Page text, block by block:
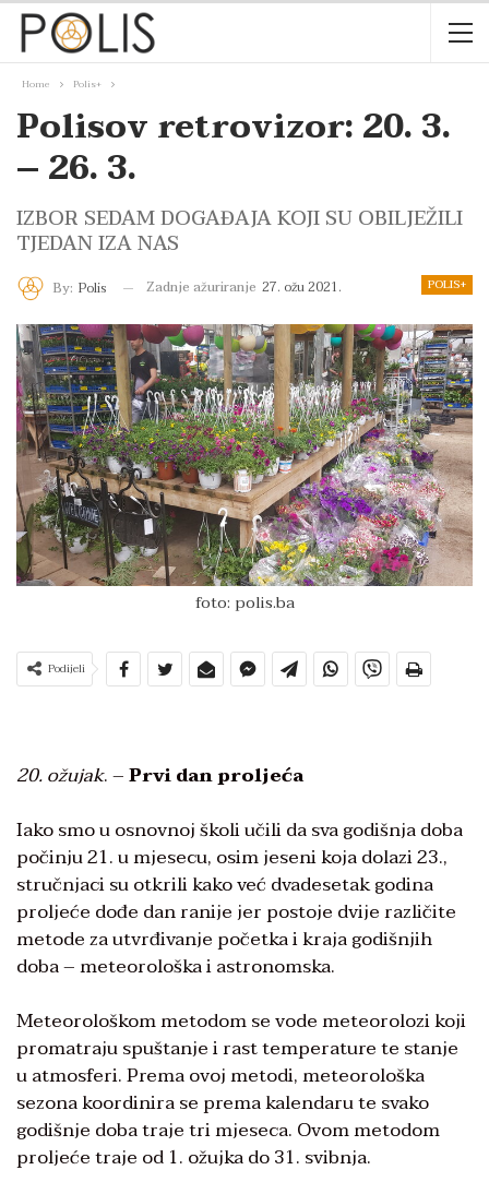
Home Polis+
Polisov retrovizor: 20. 3.
– 26. 3.
IZBOR SEDAM DOGAĐAJA KOJI SU OBILJEŽILI
TJEDAN IZA NAS
POLIS+
By: Polis Zadnje ažuriranje 27. ožu 2021.
foto: polis.ba
Podijeli
20. ožujak. –Prvi dan proljeća
Iako smo u osnovnoj školi učili da sva godišnja doba
počinju 21. u mjesecu, osim jeseni koja dolazi 23.,
stručnjaci su otkrili kako već dvadesetak godina
proljeće dođe dan ranije jer postoje dvije različite
metode za utvrđivanje početka i kraja godišnjih
doba – meteorološka i astronomska.
Meteorološkom metodom se vode meteorolozi koji
promatraju spuštanje i rast temperature te stanje
u atmosferi. Prema ovoj metodi, meteorološka
sezona koordinira se prema kalendaru te svako
godišnje doba traje tri mjeseca. Ovom metodom
proljeće traje od 1. ožujka do 31. svibnja.